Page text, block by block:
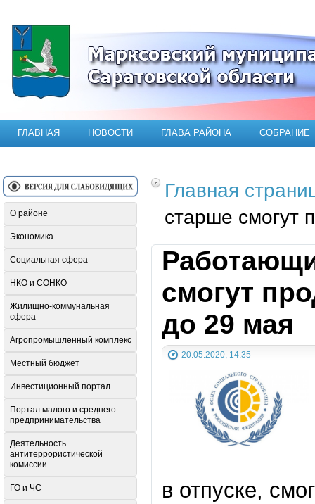
Официальный сайт Марксовского
ГЛАВНАЯ НОВОСТИ ГЛАВА РАЙОНА СОБРАНИЕ
Главная
старше смогут
смогут
до 29 мая
20.05.2020, 14:35
в отпуске,
О районе
Экономика
Социальная сфера
НКО и СОНКО
Жилищно-коммунальная
сфера
Агропромышленный комплекс
Местный бюджет
Инвестиционный портал
Портал малого и среднего
предпринимательства
Деятельность
антитеррористической
комиссии
ГО и ЧС